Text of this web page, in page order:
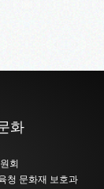
화
회
청 문화재 보호과